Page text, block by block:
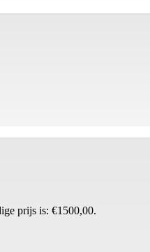
prijs is: €1500,00.